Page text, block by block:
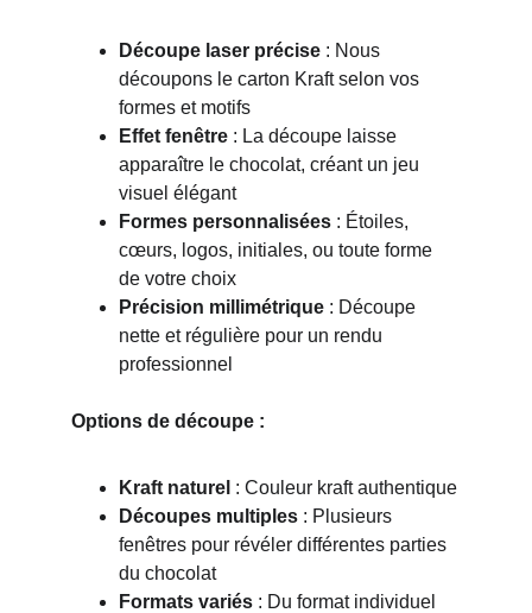
Découpe laser précise : Nous
découpons le carton Kraft selon vos
formes et motifs
Effet fenêtre : La découpe laisse
apparaître le chocolat, créant un jeu
visuel élégant
Formes personnalisées : Étoiles,
cœurs, logos, initiales, ou toute forme
de votre choix
Précision millimétrique : Découpe
nette et régulière pour un rendu
professionnel
Options de découpe :
Kraft naturel : Couleur kraft authentique
Découpes multiples : Plusieurs
fenêtres pour révéler différentes parties
du chocolat
Formats variés : Du format individuel